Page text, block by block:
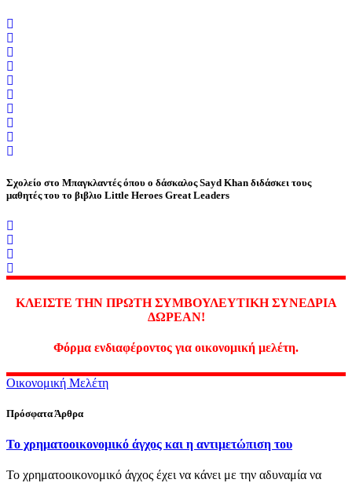
Σχολείο στο Μπαγκλαντές όπου ο δάσκαλος Sayd Khan διδάσκει τους
μαθητές του το βιβλιο Little Heroes Great Leaders
ΚΛΕΙΣΤΕ ΤΗΝ ΠΡΩΤΗ ΣΥΜΒΟΥΛΕΥΤΙΚΗ ΣΥΝΕΔΡΙΑ
ΔΩΡΕΑΝ!
Φόρμα ενδιαφέροντος για οικονομική μελέτη.
Οικονομική Μελέτη
Πρόσφατα Άρθρα
Το χρηματοοικονομικό άγχος και η αντιμετώπιση του
Το χρηματοοικονομικό άγχος έχει να κάνει με την αδυναμία να